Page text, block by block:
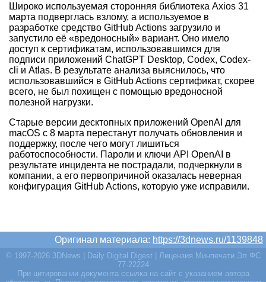
Широко используемая сторонняя библиотека Axios 31
марта подверглась взлому, а используемое в
разработке средство GitHub Actions загрузило и
запустило её «вредоносный» вариант. Оно имело
доступ к сертификатам, использовавшимся для
подписи приложений ChatGPT Desktop, Codex, Codex-
cli и Atlas. В результате анализа выяснилось, что
использовавшийся в GitHub Actions сертификат, скорее
всего, не был похищен с помощью вредоносной
полезной нагрузки.
Старые версии десктопных приложений OpenAI для
macOS с 8 марта перестанут получать обновления и
поддержку, после чего могут лишиться
работоспособности. Пароли и ключи API OpenAI в
результате инцидента не пострадали, подчеркнули в
компании, а его первопричиной оказалась неверная
конфигурация GitHub Actions, которую уже исправили.
Оригинал материала: https://3dnews.ru/1139848
© 1997-2026 3DNews | Daily Digital Digest | Лицензия Минпечати Эл ФС
77-22224
При цитировании документа ссылка на сайт с указанием автора